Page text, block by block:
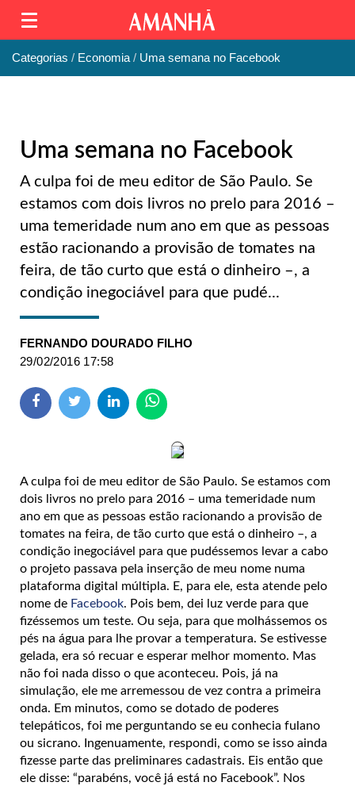
Categorias Economia Uma semana no Facebook
Uma semana no Facebook
A culpa foi de meu editor de São Paulo. Se
estamos com dois livros no prelo para 2016 –
uma temeridade num ano em que as pessoas
estão racionando a provisão de tomates na
feira, de tão curto que está o dinheiro –, a
condição inegociável para que pudé...
FERNANDO DOURADO FILHO
29/02/2016 17:58
A culpa foi de meu editor de São Paulo. Se estamos com
dois livros no prelo para 2016 – uma temeridade num
ano em que as pessoas estão racionando a provisão de
tomates na feira, de tão curto que está o dinheiro –, a
condição inegociável para que pudéssemos levar a cabo
o projeto passava pela inserção de meu nome numa
plataforma digital múltipla. E, para ele, esta atende pelo
nome de Facebook. Pois bem, dei luz verde para que
fizéssemos um teste. Ou seja, para que molhássemos os
pés na água para lhe provar a temperatura. Se estivesse
gelada, era só recuar e esperar melhor momento. Mas
não foi nada disso o que aconteceu. Pois, já na
simulação, ele me arremessou de vez contra a primeira
onda. Em minutos, como se dotado de poderes
telepáticos, foi me perguntando se eu conhecia fulano
ou sicrano. Ingenuamente, respondi, como se isso ainda
fizesse parte das preliminares cadastrais. Eis então que
ele disse: “parabéns, você já está no Facebook”. Nos